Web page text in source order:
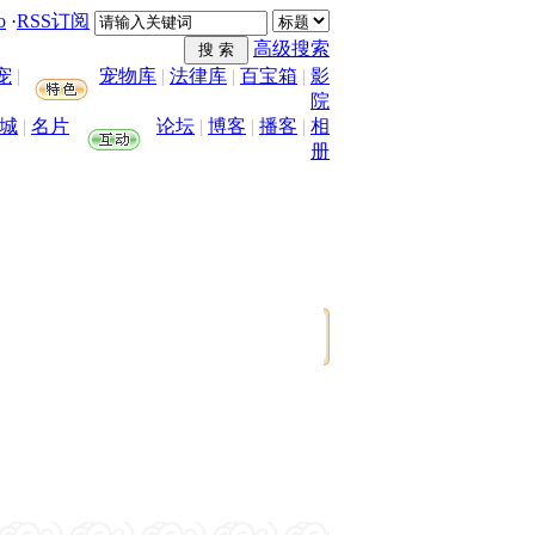
·RSS订阅
高级搜索
| 宠物库 | 法律库 | 百宝箱 | 影
院
| 名片 论坛 | 博客 | 播客 | 相
册